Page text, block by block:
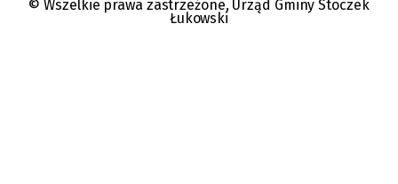
© Wszelkie prawa zastrzeżone, Urząd Gminy Stoczek
Łukowski